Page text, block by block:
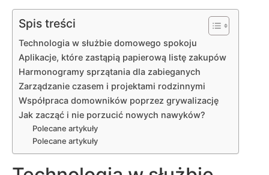
Spis treści
Technologia w służbie domowego spokoju
Aplikacje, które zastąpią papierową listę zakupów
Harmonogramy sprzątania dla zabieganych
Zarządzanie czasem i projektami rodzinnymi
Współpraca domowników poprzez grywalizację
Jak zacząć i nie porzucić nowych nawyków?
Polecane artykuły
Polecane artykuły